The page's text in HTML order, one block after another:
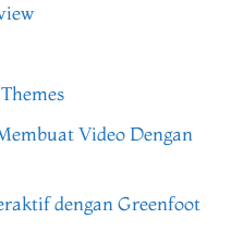
Video Dengan
dengan Greenfoot